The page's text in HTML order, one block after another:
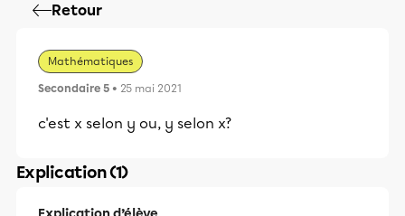
Retour
Mathématiques
Secondaire 5 • 25 mai 2021
c'est x selon y ou, y selon x?
Explication (1)